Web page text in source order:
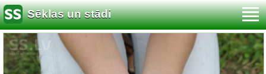
Sēklas un stādi